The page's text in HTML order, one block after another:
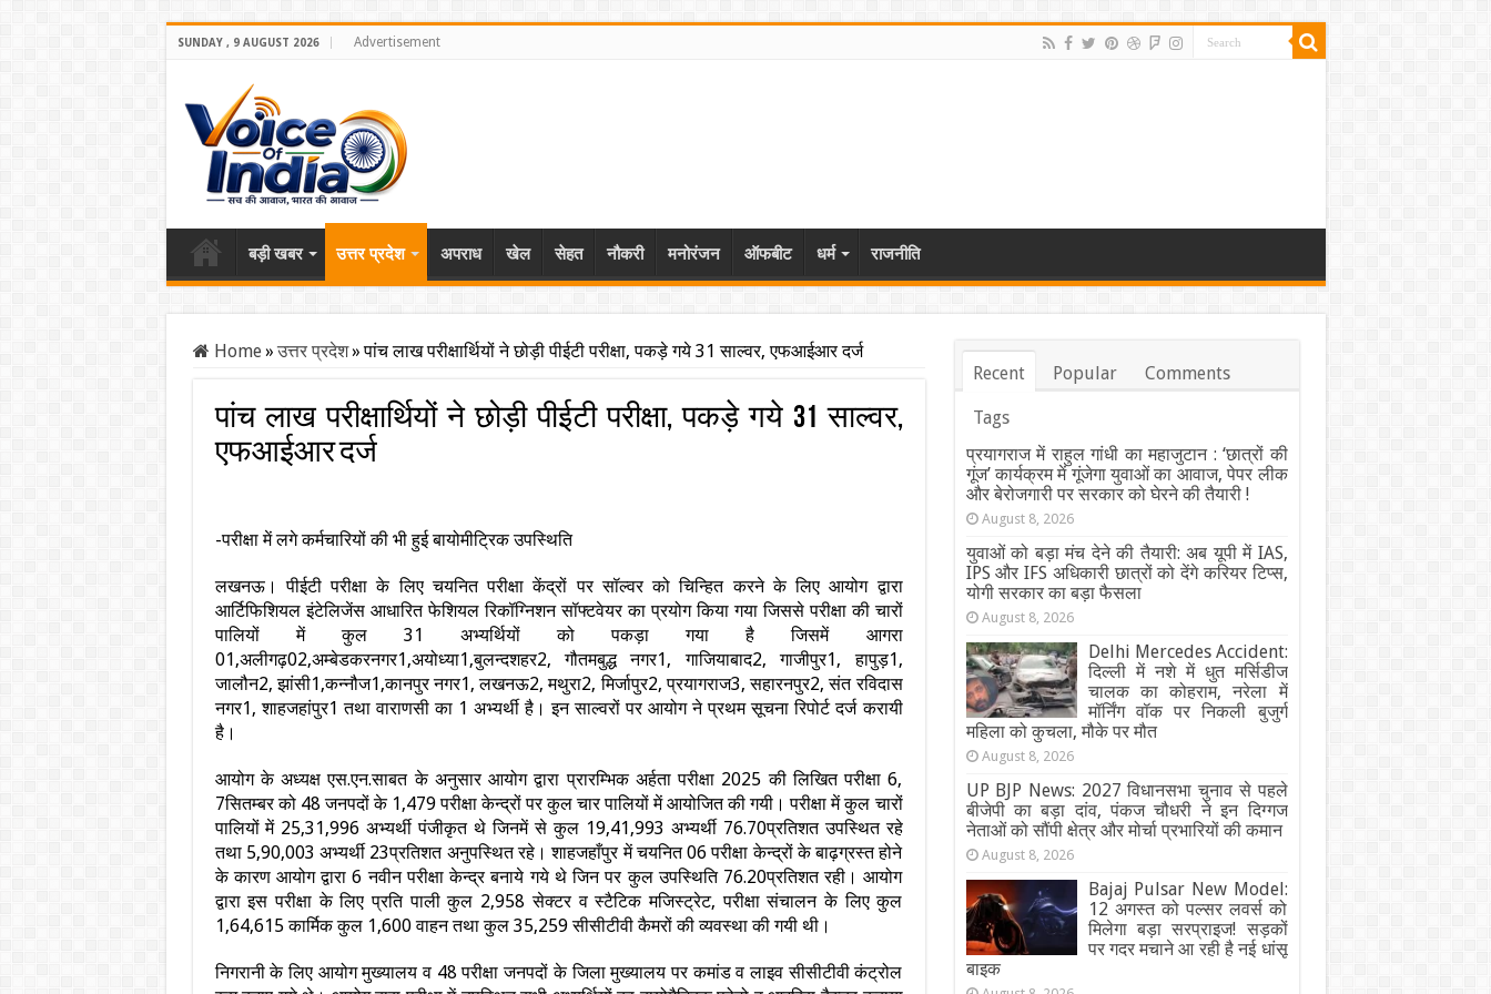
SUNDAY , 9 AUGUST 2026 Advertisement
बड़ी खबर उत्तर प्रदेश अपराध खेल सेहत नौकरी मनोरंजन ऑफबीट धर्म राजनीति
Home»उत्तर प्रदेश»पांच लाख परीक्षार्थियों ने छोड़ी पीईटी परीक्षा, पकड़े गये 31 साल्वर, एफआईआर दर्ज
पांच लाख परीक्षार्थियों ने छोड़ी पीईटी परीक्षा, पकड़े गये 31 साल्वर,
एफआईआर दर्ज
-परीक्षा में लगे कर्मचारियों की भी हुई बायोमीट्रिक उपस्थिति
लखनऊ। पीईटी परीक्षा के लिए चयनित परीक्षा केंद्रों पर सॉल्वर को चिन्हित करने के लिए आयोग द्वारा
आर्टिफिशियल इंटेलिजेंस आधारित फेशियल रिकॉग्निशन सॉफ्टवेयर का प्रयोग किया गया जिससे परीक्षा की चारों
पालियों में कुल 31 अभ्यर्थियों को पकड़ा गया है जिसमें आगरा
01,अलीगढ़02,अम्बेडकरनगर1,अयोध्या1,बुलन्दशहर2, गौतमबुद्ध नगर1, गाजियाबाद2, गाजीपुर1, हापुड़1,
जालौन2, झांसी1,कन्नौज1,कानपुर नगर1, लखनऊ2, मथुरा2, मिर्जापुर2, प्रयागराज3, सहारनपुर2, संत रविदास
नगर1, शाहजहांपुर1 तथा वाराणसी का 1 अभ्यर्थी है। इन साल्वरों पर आयोग ने प्रथम सूचना रिपोर्ट दर्ज करायी
है।
आयोग के अध्यक्ष एस.एन.साबत के अनुसार आयोग द्वारा प्रारम्भिक अर्हता परीक्षा 2025 की लिखित परीक्षा 6,
7सितम्बर को 48 जनपदों के 1,479 परीक्षा केन्द्रों पर कुल चार पालियों में आयोजित की गयी। परीक्षा में कुल चारों
पालियों में 25,31,996 अभ्यर्थी पंजीकृत थे जिनमें से कुल 19,41,993 अभ्यर्थी 76.70प्रतिशत उपस्थित रहे
तथा 5,90,003 अभ्यर्थी 23प्रतिशत अनुपस्थित रहे। शाहजहाँपुर में चयनित 06 परीक्षा केन्द्रों के बाढ़ग्रस्त होने
के कारण आयोग द्वारा 6 नवीन परीक्षा केन्द्र बनाये गये थे जिन पर कुल उपस्थिति 76.20प्रतिशत रही। आयोग
द्वारा इस परीक्षा के लिए प्रति पाली कुल 2,958 सेक्टर व स्टैटिक मजिस्ट्रेट, परीक्षा संचालन के लिए कुल
1,64,615 कार्मिक कुल 1,600 वाहन तथा कुल 35,259 सीसीटीवी कैमरों की व्यवस्था की गयी थी।
निगरानी के लिए आयोग मुख्यालय व 48 परीक्षा जनपदों के जिला मुख्यालय पर कमांड व लाइव सीसीटीवी कंट्रोल
Recent Popular Comments
Tags
प्रयागराज में राहुल गांधी का महाजुटान : ‘छात्रों की
गूंज’ कार्यक्रम में गूंजेगा युवाओं का आवाज, पेपर लीक
और बेरोजगारी पर सरकार को घेरने की तैयारी !
August 8, 2026
युवाओं को बड़ा मंच देने की तैयारी: अब यूपी में IAS,
IPS और IFS अधिकारी छात्रों को देंगे करियर टिप्स,
योगी सरकार का बड़ा फैसला
August 8, 2026
Delhi Mercedes Accident:
दिल्ली में नशे में धुत मर्सिडीज
चालक का कोहराम, नरेला में
मॉर्निंग वॉक पर निकली बुजुर्ग
महिला को कुचला, मौके पर मौत
August 8, 2026
UP BJP News: 2027 विधानसभा चुनाव से पहले
बीजेपी का बड़ा दांव, पंकज चौधरी ने इन दिग्गज
नेताओं को सौंपी क्षेत्र और मोर्चा प्रभारियों की कमान
August 8, 2026
Bajaj Pulsar New Model:
12 अगस्त को पल्सर लवर्स को
मिलेगा बड़ा सरप्राइज! सड़कों
पर गदर मचाने आ रही है नई धांसू
बाइक